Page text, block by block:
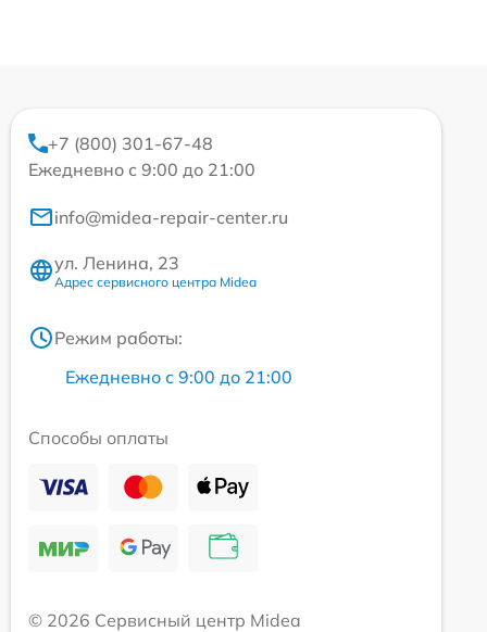
+7 (800) 301-67-48
Ежедневно с 9:00 до 21:00
info@midea-repair-center.ru
ул. Ленина, 23
Адрес сервисного центра Midea
Режим работы:
Ежедневно с 9:00 до 21:00
Способы оплаты
© 2026 Сервисный центр Midea